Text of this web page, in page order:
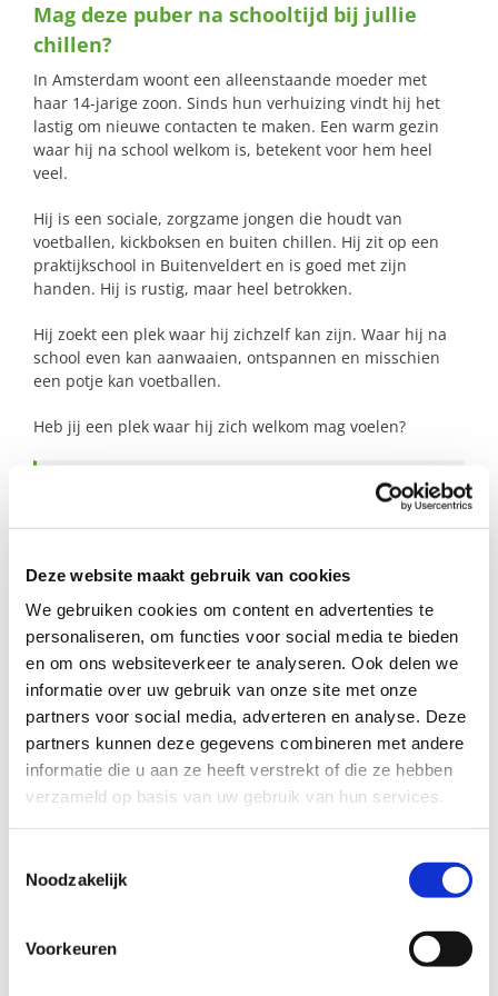
Deze website maakt gebruik van cookies
We gebruiken cookies om content en advertenties te
personaliseren, om functies voor social media te bieden
en om ons websiteverkeer te analyseren. Ook delen we
informatie over uw gebruik van onze site met onze
partners voor social media, adverteren en analyse. Deze
partners kunnen deze gegevens combineren met andere
informatie die u aan ze heeft verstrekt of die ze hebben
verzameld op basis van uw gebruik van hun services.
Noodzakelijk
Voorkeuren
naar:
Mag deze puber na schooltijd bij jullie
chillen?
In Amsterdam woont een alleenstaande moeder met
haar 14-jarige zoon. Sinds hun verhuizing vindt hij het
lastig om nieuwe contacten te maken. Een warm gezin
waar hij na school welkom is, betekent voor hem heel
veel.
Hij is een sociale, zorgzame jongen die houdt van
voetballen, kickboksen en buiten chillen. Hij zit op een
praktijkschool in Buitenveldert en is goed met zijn
handen. Hij is rustig, maar heel betrokken.
Hij zoekt een plek waar hij zichzelf kan zijn. Waar hij na
school even kan aanwaaien, ontspannen en misschien
een potje kan voetballen.
Heb jij een plek waar hij zich welkom mag voelen?
of Buitenveldert:
Waar hij minimaal 1 keer per 2 weken
welkom is;
Dat hem de ruimte geeft om zichzelf te
zijn en zijn energie kwijt te kunnen in
leuke activiteiten.
Wil je meer informatie?
coördinator Buurtgezinnen voor Amsterdam Nieuw-West,
. Of bel: 06 –25405153.